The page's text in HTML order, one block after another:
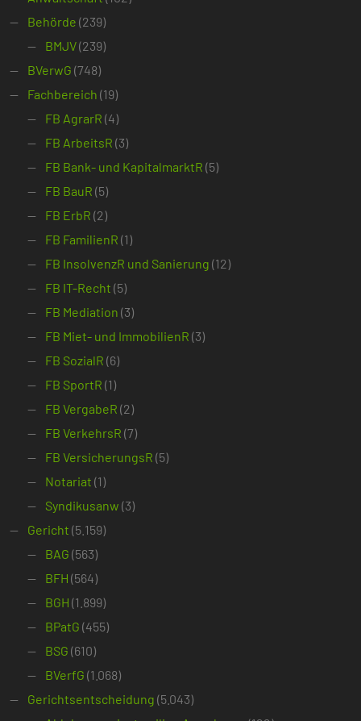
Behörde (239)
BMJV(239)
BVerwG (748)
Fachbereich (19)
FB AgrarR (4)
FB ArbeitsR (3)
FB Bank- und KapitalmarktR (5)
FB BauR (5)
FB ErbR (2)
FB FamilienR (1)
FB InsolvenzR und Sanierung (12)
FB IT-Recht (5)
FB Mediation (3)
FB Miet- und ImmobilienR (3)
FB SozialR (6)
FB SportR (1)
FB VergabeR (2)
FB VerkehrsR (7)
FB VersicherungsR (5)
Notariat (1)
Syndikusanw (3)
Gericht (5.159)
BAG (563)
BFH (564)
BGH (1.899)
BPatG (455)
BSG (610)
BVerfG (1.068)
Gerichtsentscheidung (5.043)